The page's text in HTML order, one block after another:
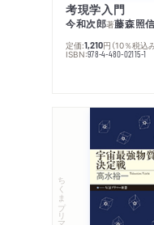
考現学入門
今和次郎著藤森照
定価:1,210円 （10％税込
ISBN:978-4-480-02115-1
ちくまプリマー新書